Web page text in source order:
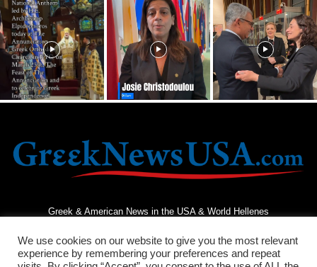
Greek & American News in the USA & World Hellenes
We use cookies on our website to give you the most relevant
experience by remembering your preferences and repeat